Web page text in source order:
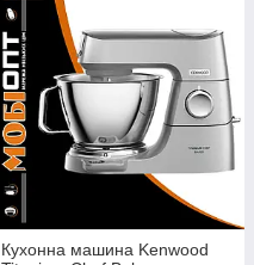
Кухонна машина Kenwood